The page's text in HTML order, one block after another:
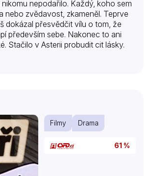
nepodařilo. Každý, koho sem
nebo zvědavost, zkameněl. Teprve
dokázal přesvědčit vílu o tom, že
především sebe. Nakonec to ani
Stačilo v Asterii probudit cit lásky.
Filmy Drama
61 %